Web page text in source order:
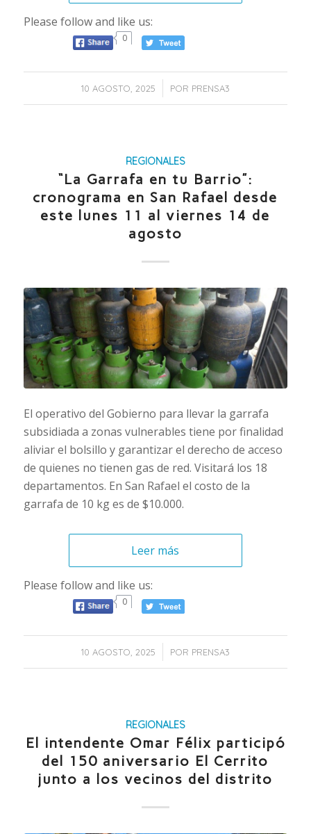
Please follow and like us:
0
10 AGOSTO, 2025
/ POR PRENSA3
REGIONALES
“La Garrafa en tu Barrio”:
cronograma en San Rafael desde
este lunes 11 al viernes 14 de
agosto
El operativo del Gobierno para llevar la garrafa
subsidiada a zonas vulnerables tiene por finalidad
aliviar el bolsillo y garantizar el derecho de acceso
de quienes no tienen gas de red. Visitará los 18
departamentos. En San Rafael el costo de la
garrafa de 10 kg es de $10.000.
Leer más
Please follow and like us:
0
10 AGOSTO, 2025
/ POR PRENSA3
REGIONALES
El intendente Omar Félix participó
del 150 aniversario El Cerrito
junto a los vecinos del distrito